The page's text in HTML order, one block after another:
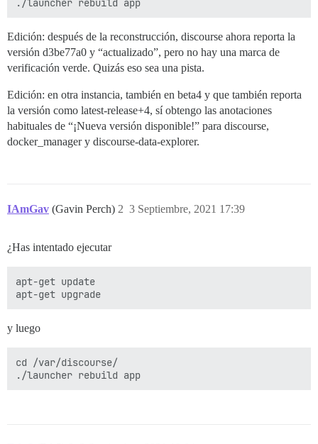
Edición: después de la reconstrucción, discourse ahora reporta la
versión d3be77a0 y “actualizado”, pero no hay una marca de
verificación verde. Quizás eso sea una pista.
Edición: en otra instancia, también en beta4 y que también reporta
la versión como latest-release+4, sí obtengo las anotaciones
habituales de “¡Nueva versión disponible!” para discourse,
docker_manager y discourse-data-explorer.
IAmGav (Gavin Perch) 3 Septiembre, 2021 17:39
2
¿Has intentado ejecutar
apt-get update
y luego
cd /var/discourse/